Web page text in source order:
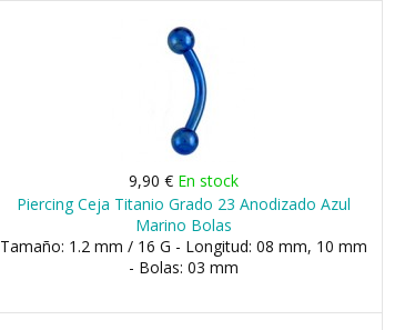
9,90 € En stock
Piercing Ceja Titanio Grado 23 Anodizado Azul
Marino Bolas
Tamaño: 1.2 mm / 16 G - Longitud: 08 mm, 10 mm
- Bolas: 03 mm